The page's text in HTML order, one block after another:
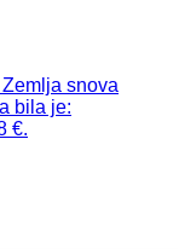
Zemlja snova
bila je:
€.